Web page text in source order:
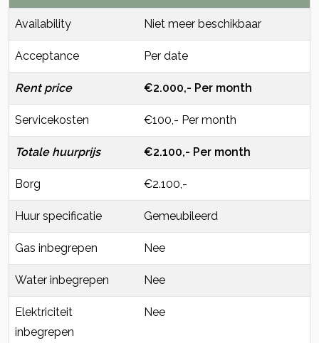
Availability Niet meer beschikbaar
Acceptance Per date
Rent price €2.000,- Per month
Servicekosten €100,- Per month
Totale huurprijs €2.100,- Per month
Borg €2.100,-
Huur specificatie Gemeubileerd
Gas inbegrepen Nee
Water inbegrepen Nee
Elektriciteit
inbegrepen
Nee